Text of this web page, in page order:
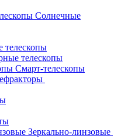
Солнечные
телескопы
телескопы
Смарт-телескопы
Зеркально-линзовые